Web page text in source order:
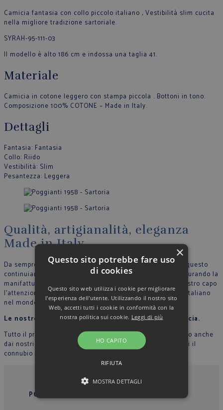
Camicia fantasia con collo piccolo italiano , Vestibilità slim cucita
nella migliore tradizione sartoriale.
SYRAH-95-111-03
Il modello è alto 186 cm e indossa una taglia 41.
Materiale
Camicia in cotone leggero con stampa piccola . Bottoni in tono.
Composizione 100% COTONE – Made in Italy.
Dettagli
Fantasia: Fantasia
Collo: Riido
Vestibilità: Slim
Pesantezza: Leggera
Qualità, artigianalità, eleganza
Made in Italy
Da sempre crediamo nella filosofia del Made in Italy, per questo
continuiamo a produrre nel nostro stabilimento in Italia, curando la
manifattura tutte le fase di lavoro e riportando in ogni nostro capo
l’attenzione per il dettaglio che contraddistingue lo stile Italiano
nel mondo.
Le nostre sarte cuciono con mani esperte ogni camicia.
Tutto il processo di lavorazione sartoriale è supervisionato anche
dai nostri collaboratori, in modo che ogni capo rappresenti il
connubio perfetto tra qualità, originalità ed eleganza.
POGGIANTI 1958
×
Questo sito potrebbe fare uso
di cookies
Questo sito web utilizza i cookie per migliorare
l'esperienza dell'utente. Utilizzando il nostro sito
Web, accetti tutti i cookie in conformità con la
nostra politica sui cookie. Leggi di più
HO CAPITO
RIFIUTA
MOSTRA DETTAGLI